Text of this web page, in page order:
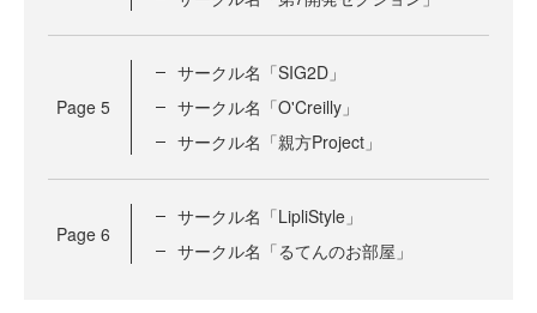
Page 5
サークル名「SIG2D」
サークル名「O'Creilly」
サークル名「親方Project」
Page 6
サークル名「LipliStyle」
サークル名「るてんのお部屋」